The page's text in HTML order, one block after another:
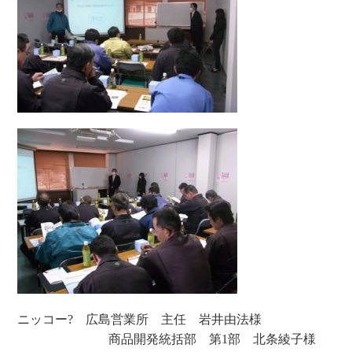
ニッコー? 広島営業所 主任 岩井由法様
商品開発統括部 第1部 北条綾子様